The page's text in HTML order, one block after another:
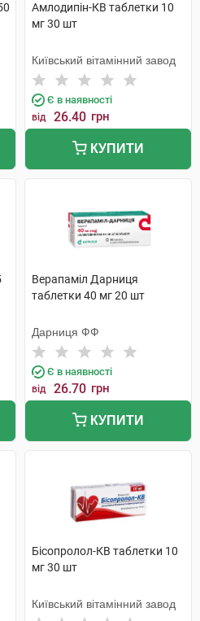
Амлодипін-КВ таблетки 10
мг 30 шт
Київський вітамінний завод
Є в наявності
від 26.40 грн
КУПИТИ
Верапаміл Дарниця
таблетки 40 мг 20 шт
Дарниця ФФ
Є в наявності
від 26.70 грн
КУПИТИ
Бісопролол-КВ таблетки 10
мг 30 шт
Київський вітамінний завод